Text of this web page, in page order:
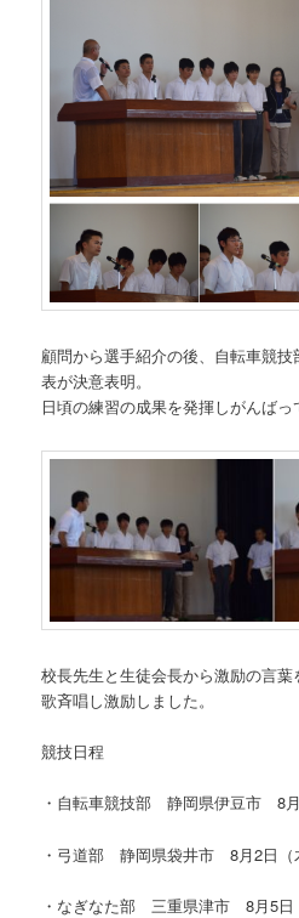
顧問から選手紹介の後、自転車競
表が決意表明。
日頃の練習の成果を発揮しがんばっ
校長先生と生徒会長から激励の言
歌斉唱し激励しました。
競技日程
・自転車競技部 静岡県伊豆市 8月
・弓道部 静岡県袋井市 8月2日（
・なぎなた部 三重県津市 8月5日